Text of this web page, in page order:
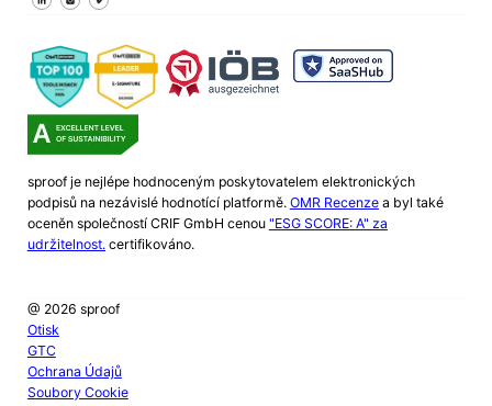
sproof je nejlépe hodnoceným poskytovatelem elektronických
podpisů na nezávislé hodnotící platformě. OMR Recenzea byl také
oceněn společností CRIF GmbH cenou "ESG SCORE: A" za
udržitelnost.certifikováno.
@ 2026 sproof
Otisk
GTC
Ochrana Údajů
Soubory Cookie